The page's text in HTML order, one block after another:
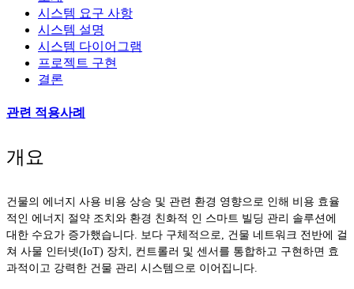
시스템 요구 사항
시스템 설명
시스템 다이어그램
프로젝트 구현
결론
관련 적용사례
개요
건물의 에너지 사용 비용 상승 및 관련 환경 영향으로 인해 비용 효율
적인 에너지 절약 조치와 환경 친화적 인 스마트 빌딩 관리 솔루션에
대한 수요가 증가했습니다. 보다 구체적으로, 건물 네트워크 전반에 걸
쳐 사물 인터넷(IoT) 장치, 컨트롤러 및 센서를 통합하고 구현하면 효
과적이고 강력한 건물 관리 시스템으로 이어집니다.